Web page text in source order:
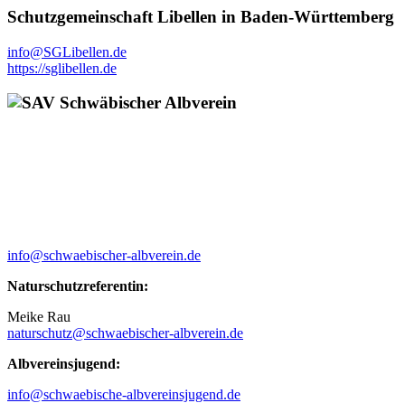
Schutzgemeinschaft Libellen in Baden-Württemberg
info@SGLibellen.de
https://sglibellen.de
Schwäbischer Albverein
info@schwaebischer-albverein.de
Naturschutzreferentin:
Meike Rau
naturschutz@schwaebischer-albverein.de
Albvereinsjugend:
info@schwaebische-albvereinsjugend.de